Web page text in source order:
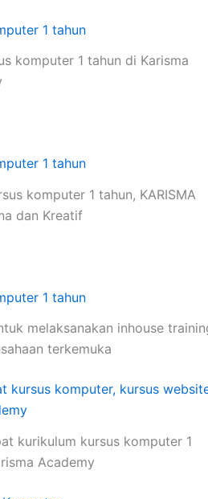
komputer 1 tahun di Karisma
komputer 1 tahun, KARISMA
dan Kreatif
melaksanakan inhouse
terkemuka
kurikulum kursus komputer 1
Academy